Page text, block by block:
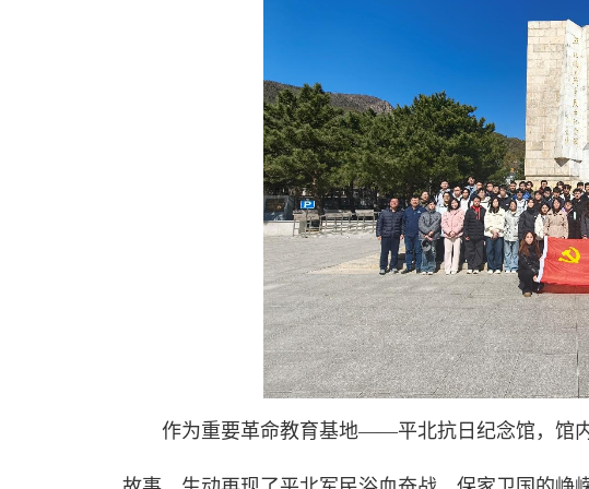
作为重要革命教育基地——平北抗日纪念馆，馆